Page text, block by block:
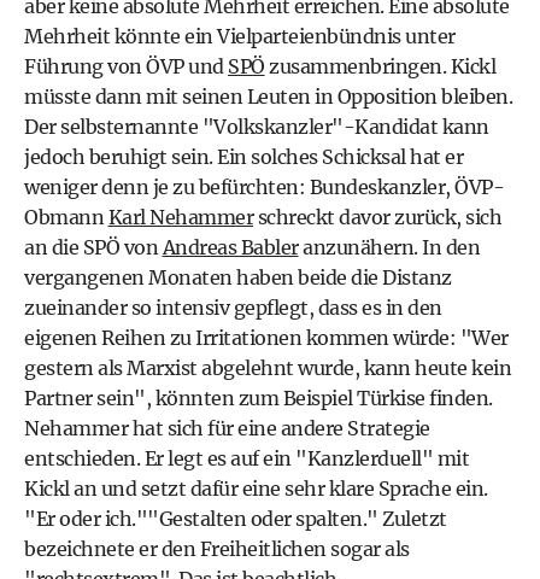
aber keine absolute Mehrheit erreichen. Eine absolute
Mehrheit könnte ein Vielparteienbündnis unter
Führung von ÖVP und SPÖ zusammenbringen. Kickl
müsste dann mit seinen Leuten in Opposition bleiben.
Der selbsternannte "Volkskanzler"-Kandidat kann
jedoch beruhigt sein. Ein solches Schicksal hat er
weniger denn je zu befürchten: Bundeskanzler, ÖVP-
ObmannKarl Nehammerschreckt davor zurück, sich
an die SPÖ vonAndreas Bableranzunähern. In den
vergangenen Monaten haben beide die Distanz
zueinander so intensiv gepflegt, dass es in den
eigenen Reihen zu Irritationen kommen würde: "Wer
gestern als Marxist abgelehnt wurde, kann heute kein
Partner sein", könnten zum Beispiel Türkise finden.
Nehammer hat sich für eine andere Strategie
entschieden. Er legt es auf ein "Kanzlerduell" mit
Kickl an und setzt dafür eine sehr klare Sprache ein.
"Er oder ich.""Gestalten oder spalten." Zuletzt
bezeichnete er den Freiheitlichen sogar als